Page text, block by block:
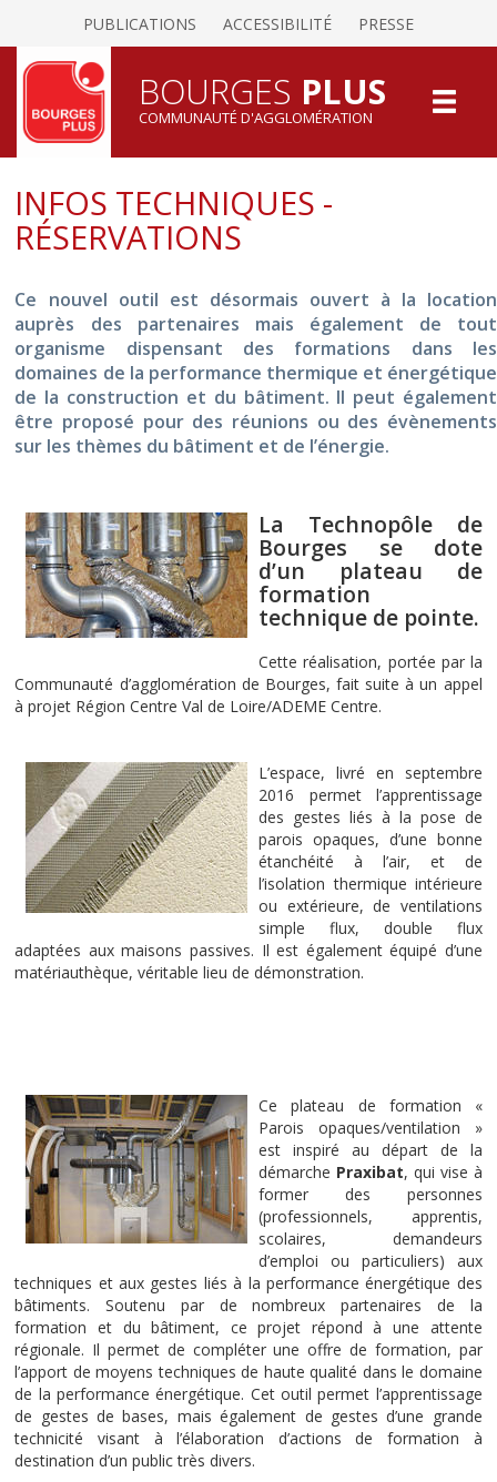
PUBLICATIONS ACCESSIBILITÉ PRESSE
BOURGES PLUS
COMMUNAUTÉ D'AGGLOMÉRATION
INFOS TECHNIQUES -
RÉSERVATIONS
Ce nouvel outil est désormais ouvert à la location
auprès des partenaires mais également de tout
organisme dispensant des formations dans les
domaines de la performance thermique et énergétique
de la construction et du bâtiment. Il peut également
être proposé pour des réunions ou des évènements
sur les thèmes du bâtiment et de l’énergie.
La Technopôle de
Bourges se dote
d’un plateau de
formation
technique de pointe.
Cette réalisation, portée par la
Communauté d’agglomération de Bourges, fait suite à un appel
à projet Région Centre Val de Loire/ADEME Centre.
L’espace, livré en septembre
2016 permet l’apprentissage
des gestes liés à la pose de
parois opaques, d’une bonne
étanchéité à l’air, et de
l’isolation thermique intérieure
ou extérieure, de ventilations
simple flux, double flux
adaptées aux maisons passives. Il est également équipé d’une
matériauthèque, véritable lieu de démonstration.
Ce plateau de formation «
Parois opaques/ventilation »
est inspiré au départ de la
démarche Praxibat, qui vise à
former des personnes
(professionnels, apprentis,
scolaires, demandeurs
d’emploi ou particuliers) aux
techniques et aux gestes liés à la performance énergétique des
bâtiments. Soutenu par de nombreux partenaires de la
formation et du bâtiment, ce projet répond à une attente
régionale. Il permet de compléter une offre de formation, par
l’apport de moyens techniques de haute qualité dans le domaine
de la performance énergétique. Cet outil permet l’apprentissage
de gestes de bases, mais également de gestes d’une grande
technicité visant à l’élaboration d’actions de formation à
destination d’un public très divers.